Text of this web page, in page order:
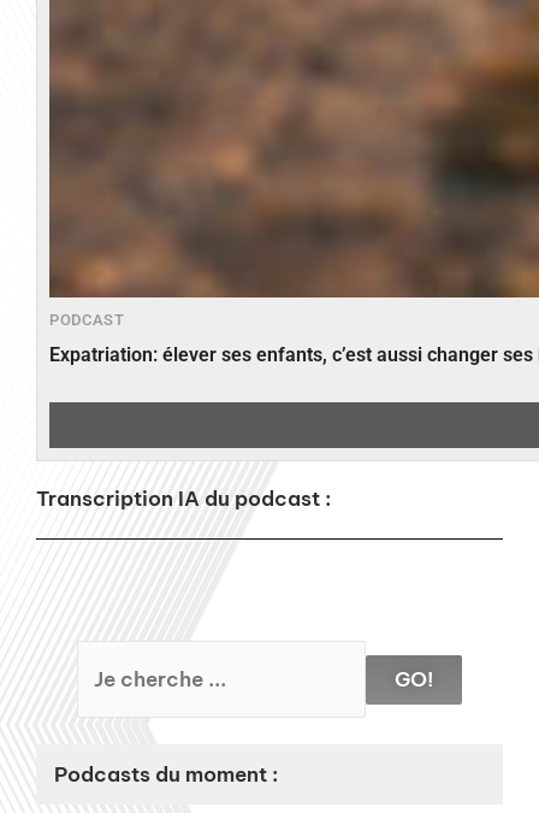
PODCAST
Expatriation: élever ses enfants, c’est aussi changer
Transcription IA du podcast :
GO!
Podcasts du moment :